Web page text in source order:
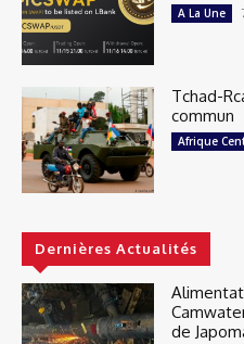
A La Une
Tchad-
commun
Afrique
Dernières Actualités
de